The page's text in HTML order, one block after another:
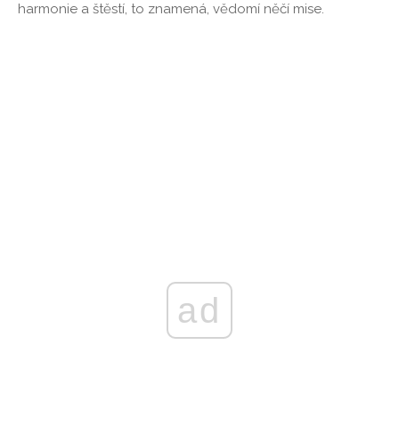
harmonie a štěstí, to znamená, vědomí něčí mise.
ad